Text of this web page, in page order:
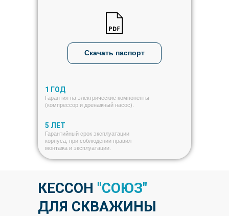
Гарантия на электрические компоненты
(компрессор и дренажный насос).
1 ГОД
Гарантийный срок эксплуатации
корпуса, при соблюдении правил
монтажа и эксплуатации.
5 ЛЕТ
Скачать паспорт
КЕССОН "СОЮЗ"
ДЛЯ СКВАЖИНЫ